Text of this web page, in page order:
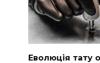
Еволюція тату